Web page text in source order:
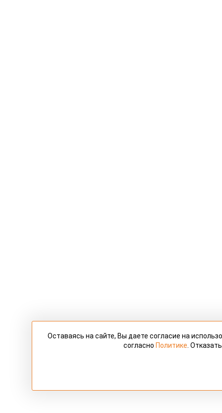
Оставаясь на сайте, Вы даете согласие на
согласно Политике .